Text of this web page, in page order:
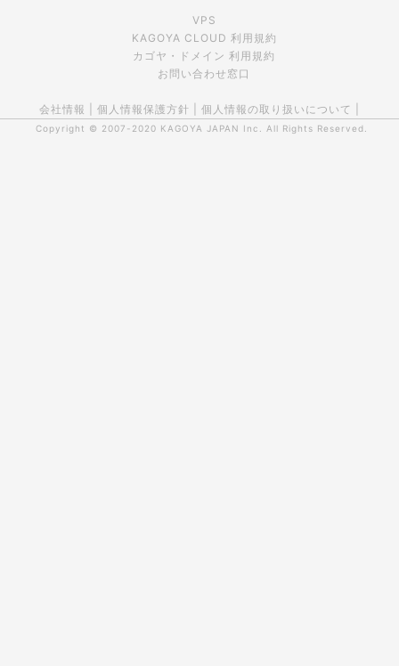
VPS
KAGOYA CLOUD 利用規約
カゴヤ・ドメイン 利用規約
お問い合わせ窓口
会社情報 個人情報保護方針 個人情報の取り扱いについて
Copyright © 2007-2020 KAGOYA JAPAN Inc. All Rights Reserved.